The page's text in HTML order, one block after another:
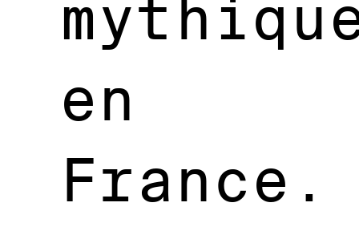
en
France.